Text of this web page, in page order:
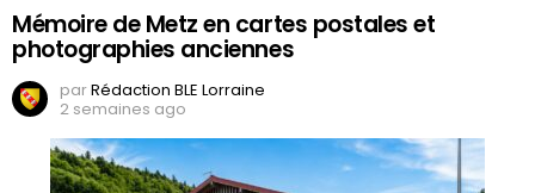
Mémoire de Metz en cartes postales et
photographies anciennes
parRédaction BLE Lorraine
2 semaines ago